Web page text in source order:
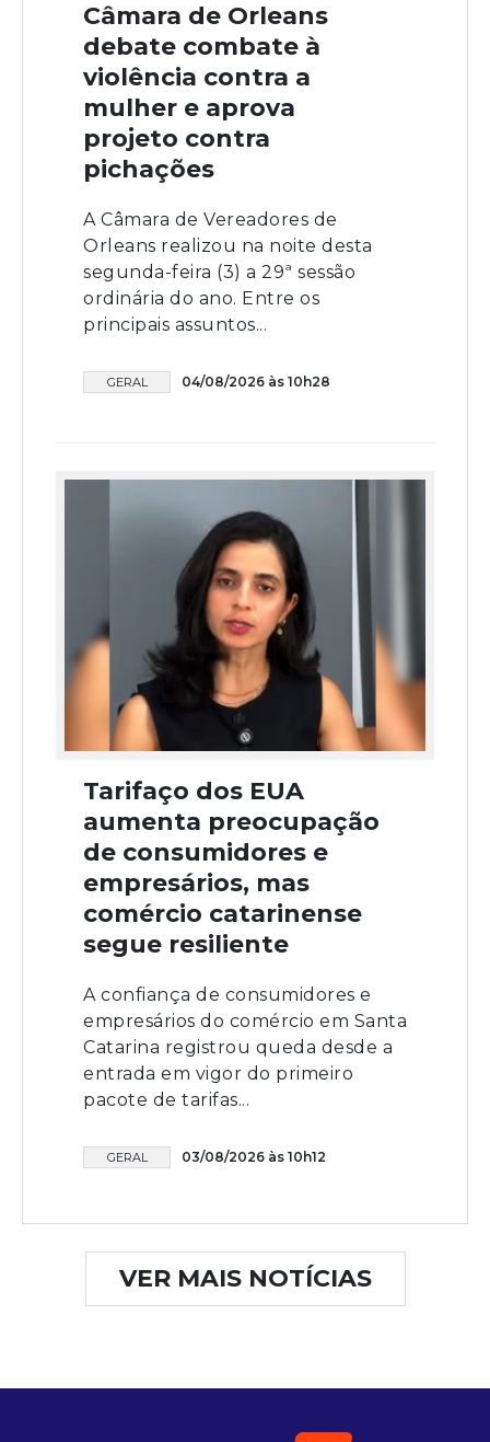
Câmara de Orleans
debate combate à
violência contra a
mulher e aprova
projeto contra
pichações
A Câmara de Vereadores de
Orleans realizou na noite desta
segunda-feira (3) a 29ª sessão
ordinária do ano. Entre os
principais assuntos...
GERAL 04/08/2026 às 10h28
Tarifaço dos EUA
aumenta preocupação
de consumidores e
empresários, mas
comércio catarinense
segue resiliente
A confiança de consumidores e
empresários do comércio em Santa
Catarina registrou queda desde a
entrada em vigor do primeiro
pacote de tarifas...
GERAL 03/08/2026 às 10h12
VER MAIS NOTÍCIAS